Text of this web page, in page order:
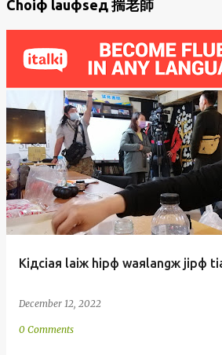
P
o
s
Choiф lauфseд 揣老師
Kiдciaя laiж hipф waяlangж jipф
December 12, 2022
HUATЯKORKФBUNЖ KIДCIAЯ
KORЯSUФ SINФBUNЖ TANGФLAMФAД
0 Comments